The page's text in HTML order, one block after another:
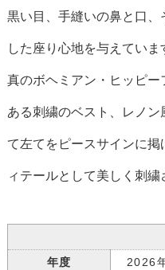
黒い目、手縫いの鼻と口
した座り心地を与えていま
真のボヘミアン・ヒッピ
ある刺繍のベスト、レノ
て左てをピースサインに
ィテールとして美しく刺繍
年度
2026